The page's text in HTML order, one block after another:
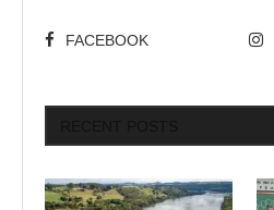
FACEBOOK